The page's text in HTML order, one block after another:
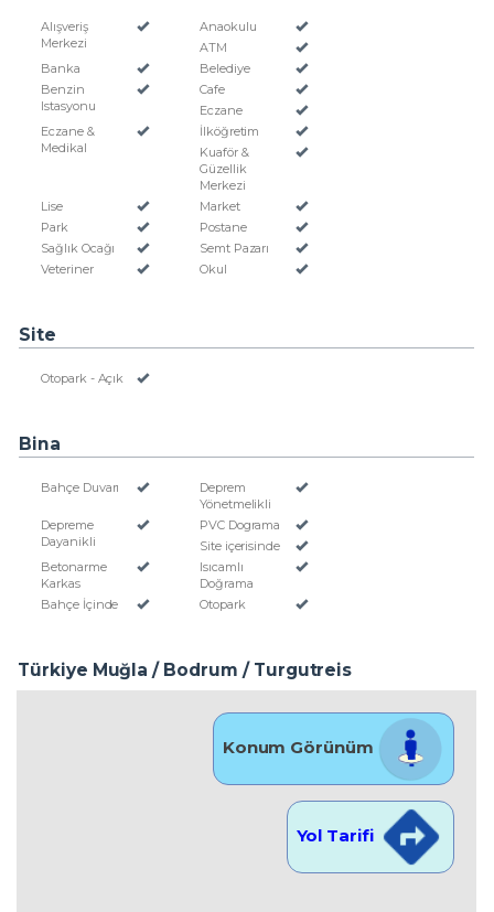
Alışveriş
Merkezi
Anaokulu
ATM
Banka
Belediye
Benzin
Istasyonu
Cafe
Eczane
Eczane &
Medikal
İlköğretim
Kuaför &
Güzellik
Merkezi
Lise
Market
Park
Postane
Sağlık Ocağı
Semt Pazarı
Veteriner
Okul
Site
Otopark - Açık
Bina
Bahçe Duvarı
Deprem
Yönetmelikli
Depreme
Dayanikli
PVC Dograma
Site içerisinde
Betonarme
Karkas
Isıcamlı
Doğrama
Bahçe İçinde
Otopark
Türkiye Muğla / Bodrum / Turgutreis
Konum Görünüm
Yol Tarifi